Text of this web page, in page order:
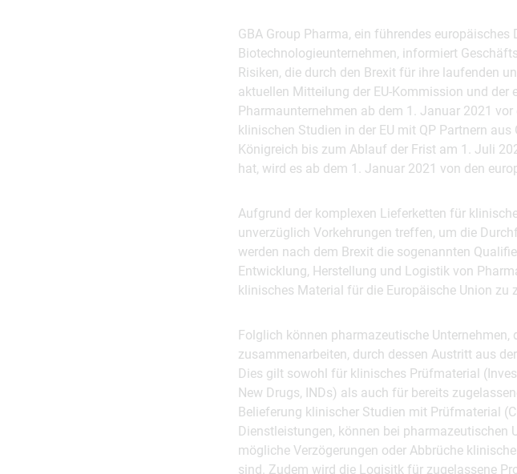
GBA Group Pharma, ein führendes
Biotechnologieunternehmen, informiert
Risiken, die durch den Brexit für ihre laufenden
aktuellen Mitteilung der EU-Kommission und
Pharmaunternehmen ab dem 1. Januar 2021
klinischen Studien in der EU mit QP Partnern
Königreich bis zum Ablauf der Frist am 1. Juli
hat, wird es ab dem 1. Januar 2021 von den
Aufgrund der komplexen Lieferketten für
unverzüglich Vorkehrungen treffen, um die
werden nach dem Brexit die sogenannten
Entwicklung, Herstellung und Logistik von
klinisches Material für die Europäische Union zu
Folglich können pharmazeutische Unternehmen,
zusammenarbeiten, durch dessen Austritt aus
Dies gilt sowohl für klinisches Prüfmaterial
New Drugs, INDs) als auch für bereits
Belieferung klinischer Studien mit Prüfmaterial
Dienstleistungen, können bei
mögliche Verzögerungen oder Abbrüche
sind. Zudem wird die Logisitk für zugelassene